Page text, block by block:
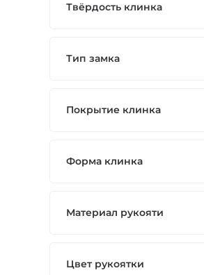
Твёрдость клинка
Тип замка
Покрытие клинка
Форма клинка
Материал рукояти
Цвет рукоятки